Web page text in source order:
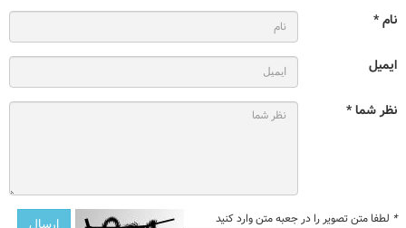
نام *
ایمیل
نظر شما *
* لطفا متن تصویر را در جعبه متن وارد کنید